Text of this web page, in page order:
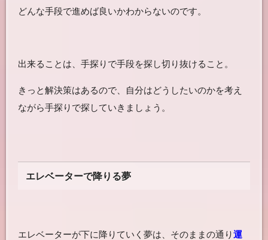
どんな手段で進めば良いかわからないのです。
出来ることは、手探りで手段を探し切り抜けること。
きっと解決策はあるので、自分はどうしたいのかを考え
ながら手探りで探していきましょう。
エレベーターで降りる夢
エレベーターが下に降りていく夢は、そのままの通り運